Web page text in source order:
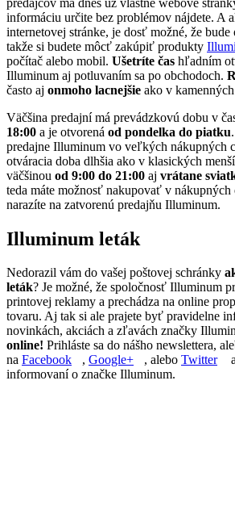
informáciu určite bez problémov nájdete. A
internetovej stránke, je dosť možné, že bude
takže si budete môcť zakúpiť produkty
počítač alebo mobil. Ušetríte čas hľadním
Illuminum aj potluvaním sa po obchodoch.
často aj onmoho lacnejšie ako v
Väčšina predajní má prevádzkovú dobu v
18:00 a je otvorená od pondelka do piatku
predajne Illuminum vo veľkých nákupných
otváracia doba dlhšia ako v klasických
väčšinou od 9:00 do 21:00 aj vrátane
teda máte možnosť nakupovať v
narazíte na zatvorenú predajňu Illuminum.
Illuminum leták
Nedorazil vám do vašej poštovej schránky
leták? Je možné, že spoločnosť Illuminum
printovej reklamy a prechádza na online
tovaru. Aj tak si ale prajete byť pravidelne
novinkách, akciách a zľavách značky
online! Prihláste sa do nášho newslettera,
na Facebook , Google+ , alebo Twitter
informovaní o značke Illuminum.